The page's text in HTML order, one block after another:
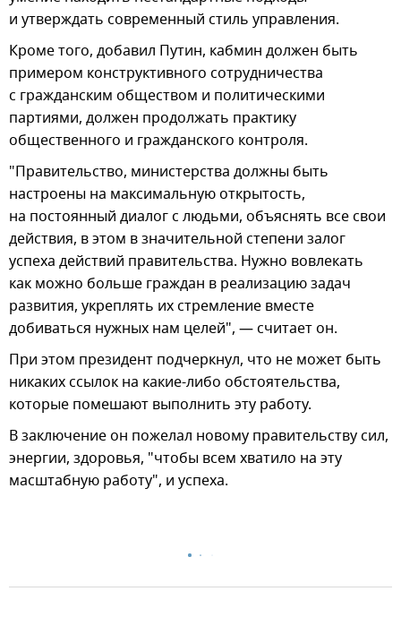
и утверждать современный стиль управления.
Кроме того, добавил Путин, кабмин должен быть
примером конструктивного сотрудничества
с гражданским обществом и политическими
партиями, должен продолжать практику
общественного и гражданского контроля.
"Правительство, министерства должны быть
настроены на максимальную открытость,
на постоянный диалог с людьми, объяснять все свои
действия, в этом в значительной степени залог
успеха действий правительства. Нужно вовлекать
как можно больше граждан в реализацию задач
развития, укреплять их стремление вместе
добиваться нужных нам целей", — считает он.
При этом президент подчеркнул, что не может быть
никаких ссылок на какие-либо обстоятельства,
которые помешают выполнить эту работу.
В заключение он пожелал новому правительству сил,
энергии, здоровья, "чтобы всем хватило на эту
масштабную работу", и успеха.